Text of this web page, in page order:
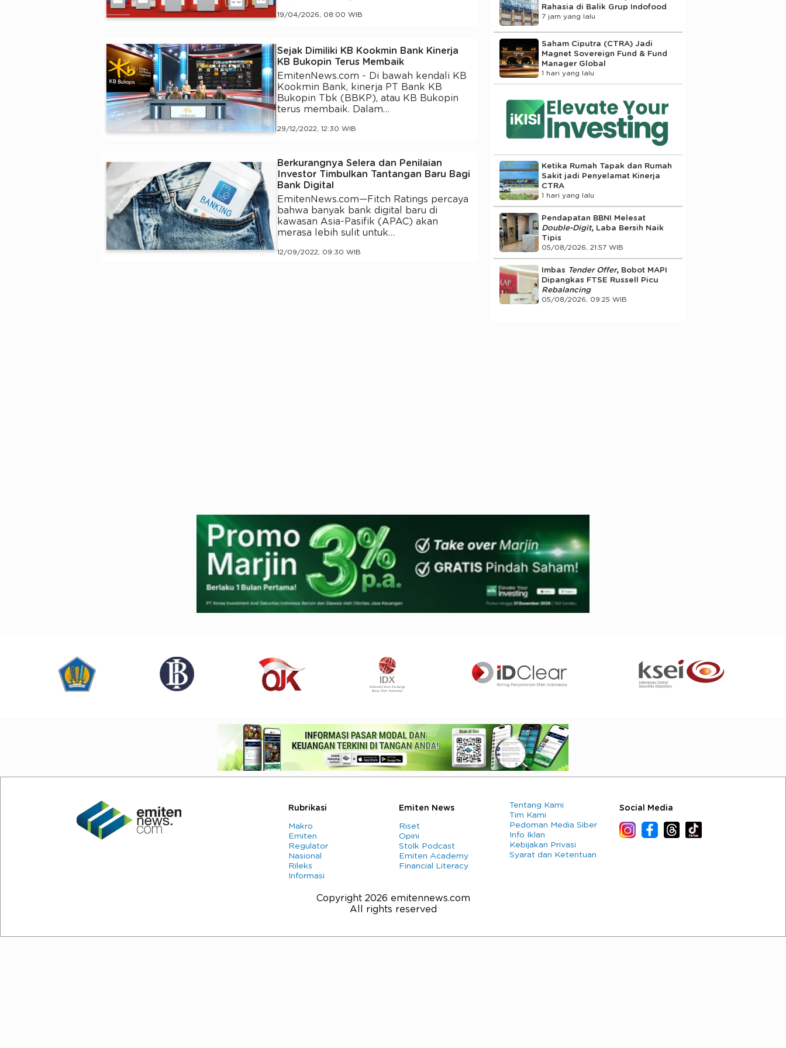
19/04/2026, 08:00 WIB
Sejak Dimiliki KB Kookmin Bank Kinerja
KB Bukopin Terus Membaik
EmitenNews.com - Di bawah kendali KB
Kookmin Bank, kinerja PT Bank KB
Bukopin Tbk (BBKP), atau KB Bukopin
terus membaik. Dalam…
29/12/2022, 12:30 WIB
Berkurangnya Selera dan Penilaian
Investor Timbulkan Tantangan Baru Bagi
Bank Digital
EmitenNews.com—Fitch Ratings percaya
bahwa banyak bank digital baru di
kawasan Asia-Pasifik (APAC) akan
merasa lebih sulit untuk…
12/09/2022, 09:30 WIB
Rahasia di Balik Grup Indofood
7 jam yang lalu
Saham Ciputra (CTRA) Jadi
Magnet Sovereign Fund & Fund
Manager Global
1 hari yang lalu
Ketika Rumah Tapak dan Rumah
Sakit jadi Penyelamat Kinerja
CTRA
1 hari yang lalu
Pendapatan BBNI Melesat
Double-Digit, Laba Bersih Naik
Tipis
05/08/2026, 21:57 WIB
Imbas Tender Offer, Bobot MAPI
Dipangkas FTSE Russell Picu
Rebalancing
05/08/2026, 09:25 WIB
Rubrikasi
Makro
Emiten
Regulator
Nasional
Rileks
Informasi
Emiten News
Riset
Opini
Stolk Podcast
Emiten Academy
Financial Literacy
Tentang Kami
Tim Kami
Pedoman Media Siber
Info Iklan
Kebijakan Privasi
Syarat dan Ketentuan
Social Media
Copyright 2026 emitennews.com
All rights reserved